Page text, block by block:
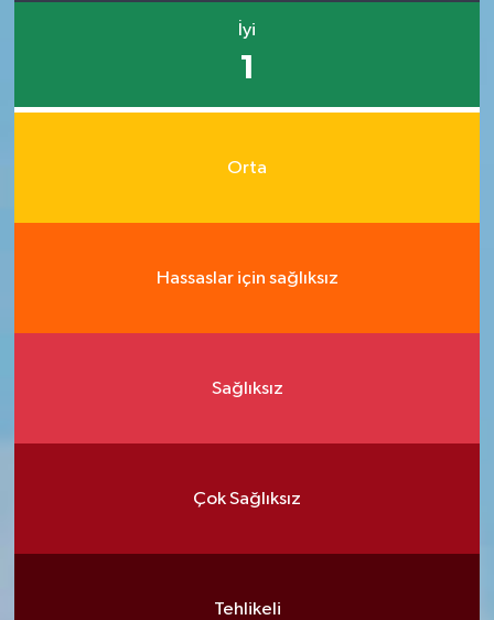
İyi
1
Orta
Hassaslar için sağlıksız
Sağlıksız
Çok Sağlıksız
Tehlikeli